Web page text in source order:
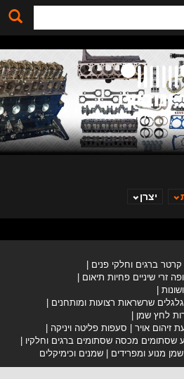
ב. ינוביץ
יצרן
ברגים וחלקי פנים
זרי שיניים פחיות תיאום
שרשראות רצועות ומותחנים
לחץ שמן
זיהום אויר
סעפות פליטה ויניקה
שסתומים מכסה שסתומים ברגים וחלקיו
מנוע ומפרידים שמנים וכימיקלים